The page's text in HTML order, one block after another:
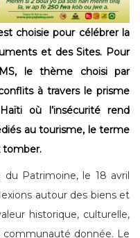
choisie pour célébrer la
et des Sites. Pour
le thème choisi par
à travers le prisme
où l’insécurité rend
au tourisme, le terme
tomber.
du Patrimoine, le 18 avril
autour des biens et
historique, culturelle,
donnée. Le